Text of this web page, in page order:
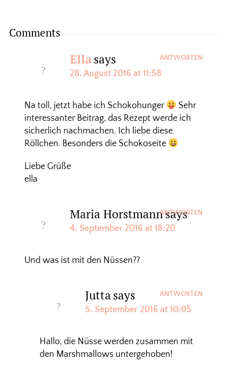
Comments
Ellasays
28. August 2016 at 11:58
Na toll, jetzt habe ich Schokohunger
Sehr
interessanter Beitrag, das Rezept werde ich
sicherlich nachmachen. Ich liebe diese
Röllchen. Besonders die Schokoseite
Liebe Grüße
ella
ANTWORTEN
Maria Horstmannsays
4. September 2016 at 18:20
Und was ist mit den Nüssen??
ANTWORTEN
Juttasays
5. September 2016 at 10:05
Hallo, die Nüsse werden zusammen mit
den Marshmallows untergehoben!
ANTWORTEN